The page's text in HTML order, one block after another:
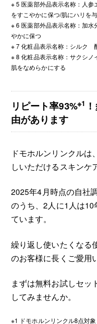
※ 5 医薬部外品表示名称：人
をすこやかに保つ/肌にハリを
※ 6 医薬部外品表示名称：加
やかに保つ
※ 7 化粧品表示名称：シルク
※ 8 化粧品表示名称：サクシ
肌をなめらかにする
リピート率93%※1
由があります
ドモホルンリンクルは
しいただけるスキンケ
2025年4月時点の自社
のうち、2人に1人は10
ています。
繰り返し使いたくなる
のお客様に長くご愛用
まずは無料お試しセッ
してみませんか。
※1 ドモホルンリンクル8点対